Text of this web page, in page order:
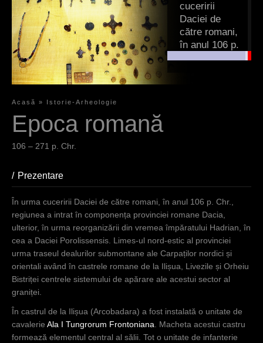
cuceririi
Daciei de
către romani,
în anul 106 p.
Chr.,
din vremea
împăratului
Hadrian, în
cea a Daciei
Porolissensis
.
Limes-ul
nord-estic al
urma traseul
dealurilor
submontane
S
s
i
n
d
h
i
e
r
Acasă » Istorie-Arheologie
Epoca romană
106 – 271 p. Chr.
Prezentare
În urma cuceririi Daciei de către romani, în anul 106 p. Chr.,
regiunea a intrat în componența provinciei romane Dacia,
ulterior, în urma reorganizării din vremea împăratului Hadrian, în
cea a Daciei Porolissensis. Limes-ul nord-estic al provinciei
urma traseul dealurilor submontane ale Carpaților nordici și
orientali având în castrele romane de la Ilișua, Livezile și Orheiu
Bistriței centrele sistemului de apărare ale acestui sector al
graniței.
În castrul de la Ilișua (Arcobadara) a fost instalată o unitate de
cavalerie Ala I Tungrorum Frontoniana. Macheta acestui castru
formează elementul central al sălii. Tot o unitate de infanterie